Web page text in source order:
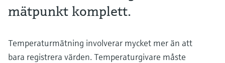
mätpunkt komplett.
Temperaturmätning involverar mycket mer än att
bara registrera värden. Temperaturgivare måste